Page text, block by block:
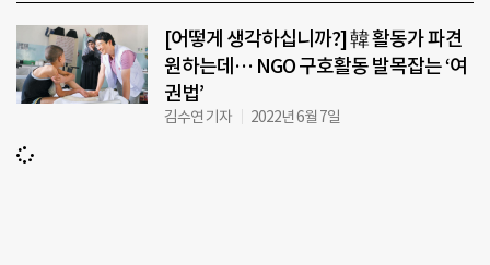
[어떻게 생각하십니까?] 韓 활동가 파견
원하는데… NGO 구호활동 발목잡는 ‘여
권법’
김수연 기자 2022년 6월 7일